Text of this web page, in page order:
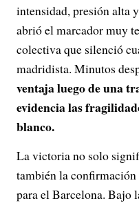
intensidad, presión alta
abrió el marcador muy
colectiva que silenció
madridista. Minutos
ventaja luego de una
evidencia las
blanco.
La victoria no solo
también la
para el Barcelona. Bajo